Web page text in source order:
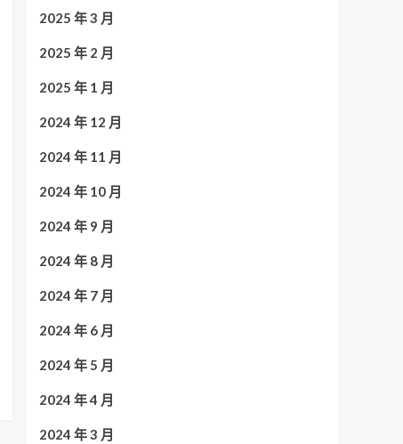
2025 年 3 月
2025 年 2 月
2025 年 1 月
2024 年 12 月
2024 年 11 月
2024 年 10 月
2024 年 9 月
2024 年 8 月
2024 年 7 月
2024 年 6 月
2024 年 5 月
2024 年 4 月
2024 年 3 月